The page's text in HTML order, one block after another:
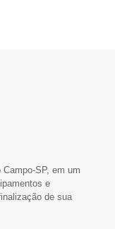
SP, em um
e
de sua